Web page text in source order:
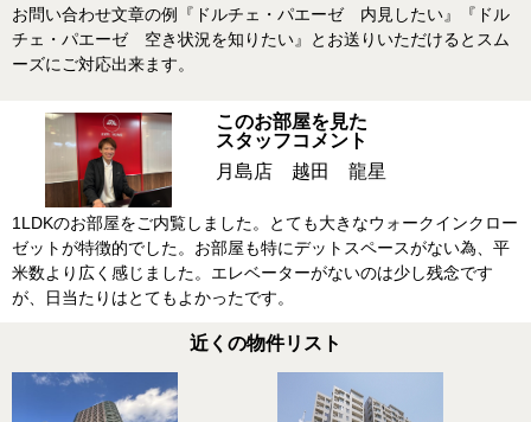
お問い合わせ文章の例『ドルチェ・パエーゼ 内見したい』『ドル
チェ・パエーゼ 空き状況を知りたい』とお送りいただけるとスム
ーズにご対応出来ます。
このお部屋を見た
スタッフコメント
月島店 越田 龍星
1LDKのお部屋をご内覧しました。とても大きなウォークインクロー
ゼットが特徴的でした。お部屋も特にデットスペースがない為、平
米数より広く感じました。エレベーターがないのは少し残念です
が、日当たりはとてもよかったです。
近くの物件リスト